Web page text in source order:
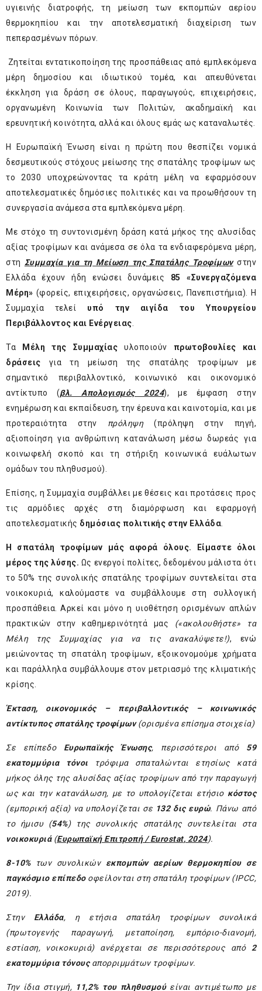
υγιεινής διατροφής, τη μείωση των εκπομπών αερίου
θερμοκηπίου και την αποτελεσματική διαχείριση των
πεπερασμένων πόρων.
Ζητείται εντατικοποίηση της προσπάθειας από εμπλεκόμενα
μέρη δημοσίου και ιδιωτικού τομέα, και απευθύνεται
έκκληση για δράση σε όλους, παραγωγούς, επιχειρήσεις,
οργανωμένη Κοινωνία των Πολιτών, ακαδημαϊκή και
ερευνητική κοινότητα, αλλά και όλους εμάς ως καταναλωτές.
Η Ευρωπαϊκή Ένωση είναι η πρώτη που θεσπίζει νομικά
δεσμευτικούς στόχους μείωσης της σπατάλης τροφίμων ως
το 2030 υποχρεώνοντας τα κράτη μέλη να εφαρμόσουν
αποτελεσματικές δημόσιες πολιτικές και να προωθήσουν τη
συνεργασία ανάμεσα στα εμπλεκόμενα μέρη.
Με στόχο τη συντονισμένη δράση κατά μήκος της αλυσίδας
αξίας τροφίμων και ανάμεσα σε όλα τα ενδιαφερόμενα μέρη,
στη Συμμαχία για τη Μείωση της Σπατάλης Τροφίμωνστην
Ελλάδα έχουν ήδη ενώσει δυνάμεις 85 «Συνεργαζόμενα
Μέρη» (φορείς, επιχειρήσεις, οργανώσεις, Πανεπιστήμια). Η
Συμμαχία τελεί υπό την αιγίδα του Υπουργείου
Περιβάλλοντος και Ενέργειας.
Τα Μέλη της Συμμαχίας υλοποιούν πρωτοβουλίες και
δράσεις για τη μείωση της σπατάλης τροφίμων με
σημαντικό περιβαλλοντικό, κοινωνικό και οικονομικό
αντίκτυπο (βλ. Απολογισμός 2024), με έμφαση στην
ενημέρωση και εκπαίδευση, την έρευνα και καινοτομία, και με
προτεραιότητα στην πρόληψη(πρόληψη στην πηγή,
αξιοποίηση για ανθρώπινη κατανάλωση μέσω δωρεάς για
κοινωφελή σκοπό και τη στήριξη κοινωνικά ευάλωτων
ομάδων του πληθυσμού).
Επίσης, η Συμμαχία συμβάλλει με θέσεις και προτάσεις προς
τις αρμόδιες αρχές στη διαμόρφωση και εφαρμογή
αποτελεσματικής δημόσιας πολιτικής στην Ελλάδα.
Η σπατάλη τροφίμων μάς αφορά όλους. Είμαστε όλοι
μέρος της λύσης. Ως ενεργοί πολίτες, δεδομένου μάλιστα ότι
το 50% της συνολικής σπατάλης τροφίμων συντελείται στα
νοικοκυριά, καλούμαστε να συμβάλλουμε στη συλλογική
προσπάθεια. Αρκεί και μόνο η υιοθέτηση ορισμένων απλών
πρακτικών στην καθημερινότητά μας («ακολουθήστε» τα
Μέλη της Συμμαχίας για να τις ανακαλύψετε!), ενώ
μειώνοντας τη σπατάλη τροφίμων, εξοικονομούμε χρήματα
και παράλληλα συμβάλλουμε στον μετριασμό της κλιματικής
κρίσης.
Έκταση, οικονομικός – περιβαλλοντικός – κοινωνικός
αντίκτυπος σπατάλης τροφίμων(ορισμένα επίσημα στοιχεία)
Σε επίπεδο Ευρωπαϊκής Ένωσης, περισσότεροι από 59
εκατομμύρια τόνοι τρόφιμα σπαταλώνται ετησίως κατά
μήκος όλης της αλυσίδας αξίας τροφίμων από την παραγωγή
ως και την κατανάλωση, με το υπολογίζεται ετήσιο κόστος
(εμπορική αξία) να υπολογίζεται σε 132 δις ευρώ. Πάνω από
το ήμισυ (54%) της συνολικής σπατάλης συντελείται στα
νοικοκυριά(Ευρωπαϊκή Επιτροπή/Eurostat, 2024).
8-10%των συνολικών εκπομπών αερίων θερμοκηπίου σε
παγκόσμιο επίπεδοοφείλονται στη σπατάλη τροφίμων (IPCC,
2019).
Στην Ελλάδα, η ετήσια σπατάλη τροφίμων συνολικά
(πρωτογενής παραγωγή, μεταποίηση, εμπόριο-διανομή,
εστίαση, νοικοκυριά) ανέρχεται σε περισσότερους από 2
εκατομμύρια τόνουςαπορριμμάτων τροφίμων.
Την ίδια στιγμή, 11,2% του πληθυσμούείναι αντιμέτωπο με